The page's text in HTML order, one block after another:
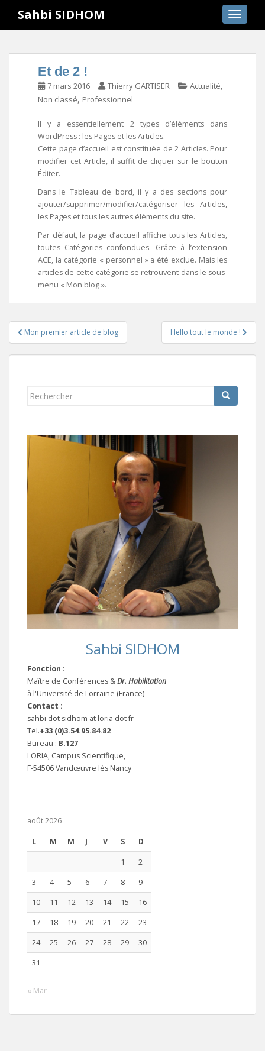
i
Sahbi SIDHOM
Et de 2 !
7 mars 2016 Thierry GARTISER Actualité,
Non classé, Professionnel
Il y a essentiellement 2 types d’éléments dans
WordPress : les Pages et les Articles.
Cette page d’accueil est constituée de 2 Articles. Pour
modifier cet Article, il suffit de cliquer sur le bouton
Éditer.
Dans le Tableau de bord, il y a des sections pour
ajouter/supprimer/modifier/catégoriser les Articles,
les Pages et tous les autres éléments du site.
Par défaut, la page d’accueil affiche tous les Articles,
toutes Catégories confondues. Grâce à l’extension
ACE, la catégorie « personnel » a été exclue. Mais les
articles de cette catégorie se retrouvent dans le sous-
menu « Mon blog ».
Navigation
de
l’article
Mon premier article de blog Hello tout le monde !
Rechercher...
Sahbi SIDHOM
Fonction :
Maître de Conférences &Dr. Habilitation
à l'Université de Lorraine (France)
Contact :
sahbi dot sidhom at loria dot fr
Tel.+33 (0)3.54.95.84.82
Bureau : B.127
LORIA, Campus Scientifique,
F-54506 Vandœuvre lès Nancy
août 2026
L M M J V S D
1
2
3
4 5 6 7 8
9
10
11 12 13 14 15
16
17
18 19 20 21 22
23
24
25 26 27 28 29
30
31
« Mar